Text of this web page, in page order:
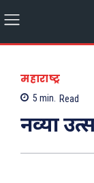
महाराष्ट्र
5 min. Read
नव्या